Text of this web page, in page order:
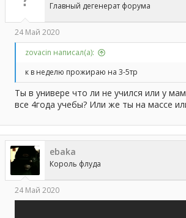
Главный дегенерат форума
24 Май 2020
zovacin написал(а):
к в неделю прожираю на 3-5тр
Ты в универе что ли не учился или у
все 4года учебы? Или же ты на массе
ebaka
Король флуда
24 Май 2020